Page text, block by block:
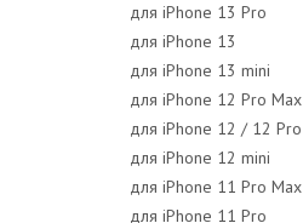
для iPhone 13 Pro
для iPhone 13
для iPhone 13 mini
для iPhone 12 Pro Max
для iPhone 12 / 12 Pro
для iPhone 12 mini
для iPhone 11 Pro Max
для iPhone 11 Pro